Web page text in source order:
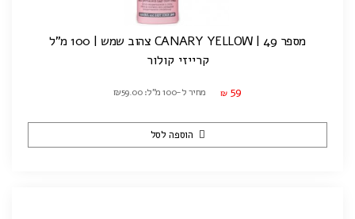
מספר 49 | CANARY YELLOW צהוב שמש | 100 מ"ל
קרייזי קולור
₪ 59 מחיר ל-100 מ"ל: ₪59.00
הוספה לסל